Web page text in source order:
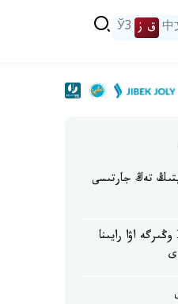
中 ق ز ЎЗ
مەكتەپتىڭ تەڭ جارتىسى
نوسەر، بۇرشاق، داۋىل: 16 وڭىرگە اۋا رايىنا